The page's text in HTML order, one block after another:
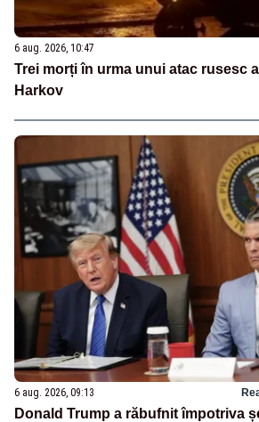
6 aug. 2026, 10:47
Trei morți în urma unui atac rusesc
Harkov
6 aug. 2026, 09:13
Donald Trump a răbufnit împotriva